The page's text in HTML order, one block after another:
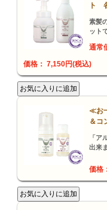
ト
素髪
ット
通常
価格： 7,150円(税込)
≪お
＆
「
出来
価格